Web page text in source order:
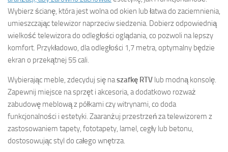
Wybierz ścianę, która jest wolna od okien lub łatwa do zaciemnienia,
umieszczając telewizor naprzeciw siedzenia. Dobierz odpowiednią
wielkość telewizora do odległości oglądania, co pozwoli na lepszy
komfort. Przykładowo, dla odległości 1,7 metra, optymalny będzie
ekran o przekątnej 55 cali.
Wybierając meble, zdecyduj się naszafkę RTV lub modną konsolę.
Zapewnij miejsce na sprzęt i akcesoria, a dodatkowo rozważ
zabudowę meblową z półkami czy witrynami, co doda
funkcjonalności i estetyki. Zaaranżuj przestrzeń za telewizorem z
zastosowaniem tapety, fototapety, lamel, cegły lub betonu,
dostosowując styl do całego wnętrza.